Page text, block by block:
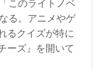
このライトノベ
る。アニメやゲ
るクイズが特に
ーズ』を開いて